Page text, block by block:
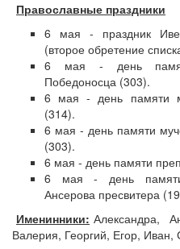
Православные праздники
6 мая - праздник
(второе обретение
6 мая - день
Победоносца (303).
6 мая - день памяти
(314).
6 мая - день памяти
(303).
6 мая - день памяти
6 мая - день памяти
Ансерова пресвитера
Именинники: Александра,
Валерия, Георгий, Егор,